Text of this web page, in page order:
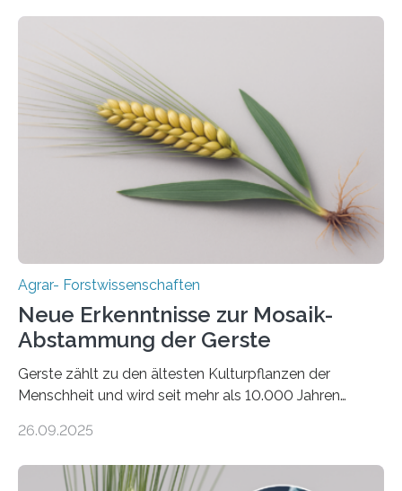
nach nachhaltigen Alternativen zur Energiegewinnung
aus landwirtschaftlichen Kulturen ist ein zentrales
Anliegen im Zuge der europäischen Klimaziele, bis
2050 klimaneutral zu werden. In Deutschland dominiert
bislang der Mais als Energiepflanze, doch sein Anbau
bringt ökologische Herausforderungen mit sich:
Bodenerosion, Nährstoffauswaschung und…
Agrar- Forstwissenschaften
Neue Erkenntnisse zur Mosaik-
Abstammung der Gerste
Gerste zählt zu den ältesten Kulturpflanzen der
Menschheit und wird seit mehr als 10.000 Jahren
einzigen Ort domestiziert wurde. Eine neue Studie eines
Instituts für Pflanzengenetik und
26.09.2025